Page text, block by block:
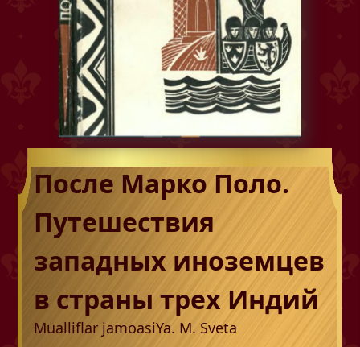
После Марко Поло.
Путешествия
западных иноземцев
в страны трех Индий
Mualliflar jamoasiYa. M. Sveta